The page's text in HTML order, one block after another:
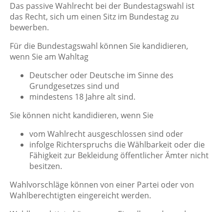
Das passive Wahlrecht bei der Bundestagswahl ist
das Recht, sich um einen Sitz im Bundestag zu
bewerben.
Für die Bundestagswahl können Sie kandidieren,
wenn Sie am Wahltag
Deutscher oder Deutsche im Sinne des
Grundgesetzes sind und
mindestens 18 Jahre alt sind.
Sie können nicht kandidieren, wenn Sie
vom Wahlrecht ausgeschlossen sind oder
infolge Richterspruchs die Wählbarkeit oder die
Fähigkeit zur Bekleidung öffentlicher Ämter nicht
besitzen.
Wahlvorschläge können von einer Partei oder von
Wahlberechtigten eingereicht werden.